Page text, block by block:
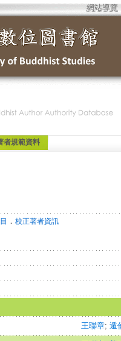
網站導覽
者規範資料
． 校正著者資訊
王聯章; 遁